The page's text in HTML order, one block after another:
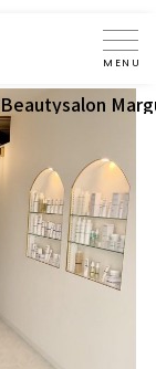
MENU
Beautysalon